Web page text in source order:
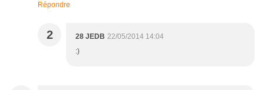
Répondre
2 28 JEDB 22/05/2014 14:04
:)